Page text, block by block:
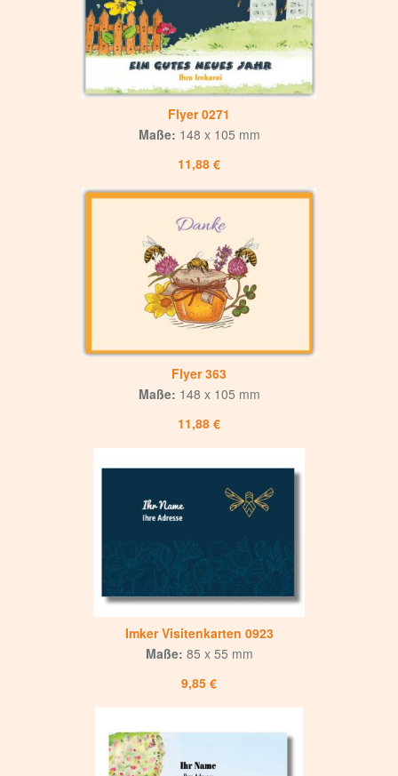
Flyer 0271
11,88 €
Maße: 148 x 105 mm
Flyer 363
11,88 €
Maße: 148 x 105 mm
Imker Visitenkarten 0923
9,85 €
Maße: 85 x 55 mm